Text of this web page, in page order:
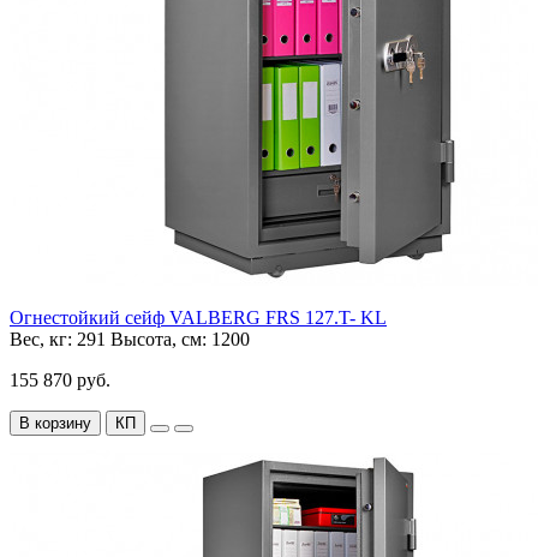
Огнестойкий сейф VALBERG FRS 127.T- KL
Вес, кг: 291 Высота, см: 1200
155 870 руб.
В корзину КП